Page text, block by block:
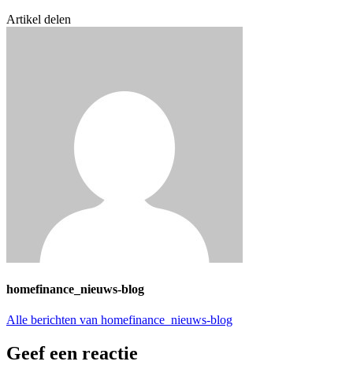
Artikel delen
homefinance_nieuws-blog
Alle berichten van homefinance_nieuws-blog
Geef een reactie